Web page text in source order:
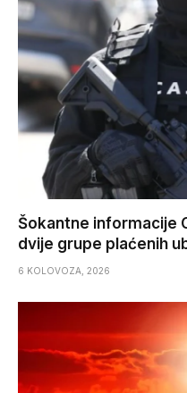
Šokantne informacije
dvije grupe plaćenih
6 KOLOVOZA, 2026